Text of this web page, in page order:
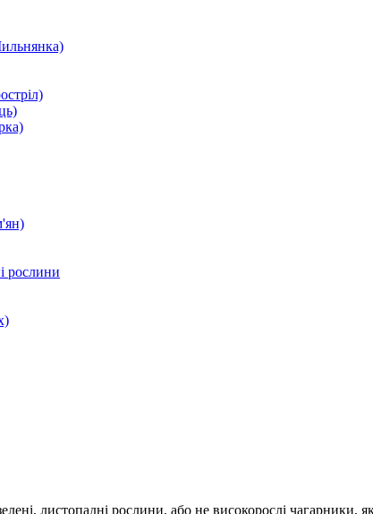
рослини
листопадні рослини, або не високорослі